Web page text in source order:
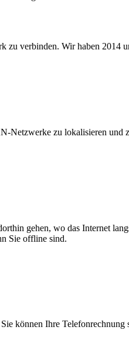
verbinden. Wir haben 2014
zu lokalisieren und
gehen, wo das Internet
Sie offline sind.
können Ihre